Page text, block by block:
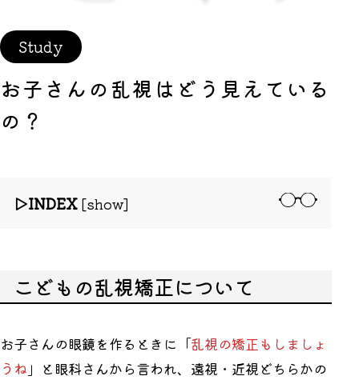
Study
お子さんの乱視はどう見えている
の？
INDEX [show]
こどもの乱視矯正について
お子さんの眼鏡を作るときに「乱視の矯正もしましょ
うね 」と眼科さんから言われ、遠視・近視どちらかの